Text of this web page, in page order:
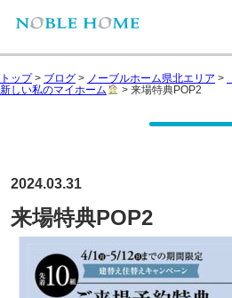
トップ> ブログ > ノーブルホーム県北エリア >
新しい私のマイホーム
> 来場特典POP2
2024.03.31
来場特典POP2